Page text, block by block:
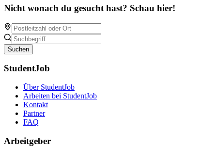
Nicht wonach du gesucht hast? Schau hier!
Suchen
StudentJob
Über StudentJob
Arbeiten bei StudentJob
Kontakt
Partner
FAQ
Arbeitgeber